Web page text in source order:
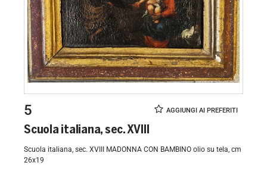
5
Scuola italiana, sec. XVIII
Scuola italiana, sec. XVIII MADONNA CON BAMBINO olio su tela, cm
26x19